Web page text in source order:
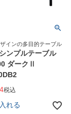
インの多目的テーブル
ンプルテーブル
ダークⅡ
税込
れる